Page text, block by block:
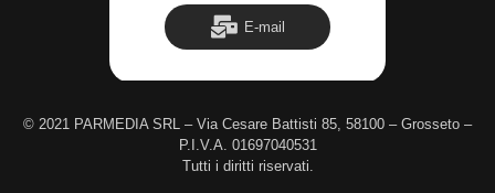
E-mail
© 2021 PARMEDIA SRL – Via Cesare Battisti 85, 58100 – Grosseto –
P.I.V.A. 01697040531
Tutti i diritti riservati.